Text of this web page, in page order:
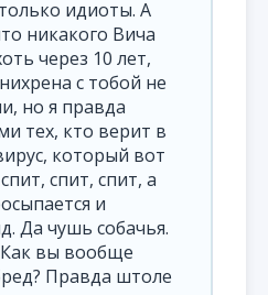
идиоты. А
никакого Вича
через 10 лет,
с тобой не
но я правда
тех, кто верит в
который вот
спит, спит, а
и
Да чушь собачья.
вы вообще
Правда штоле